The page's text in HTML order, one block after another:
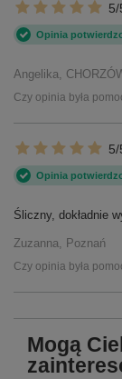
5/
Opinia
Angelika,
Czy opinia była
5/
Opinia
Śliczny, dokładnie
Zuzanna, Poznań
Czy opinia była
Mogą